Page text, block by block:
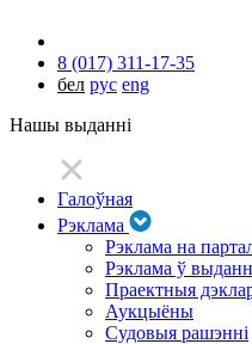
8 (017) 311-17-35
бел рус eng
Нашы выданні
Галоўная
Рэклама
Рэклама на
Рэклама ў
Праектныя
Аукцыёны
Судовыя рашэнні